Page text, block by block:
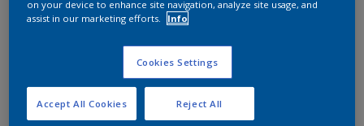
te bestellen. Houd de website in de gaten, we werken
er hard aan om de voorraad aan te vullen.
on your device to enhance site navigation, analyze site usage, and
assist in our marketing efforts.
Info
Cookies Settings
Reject All
Accept All Cookies